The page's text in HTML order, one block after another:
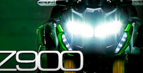
0,00€Prezzo